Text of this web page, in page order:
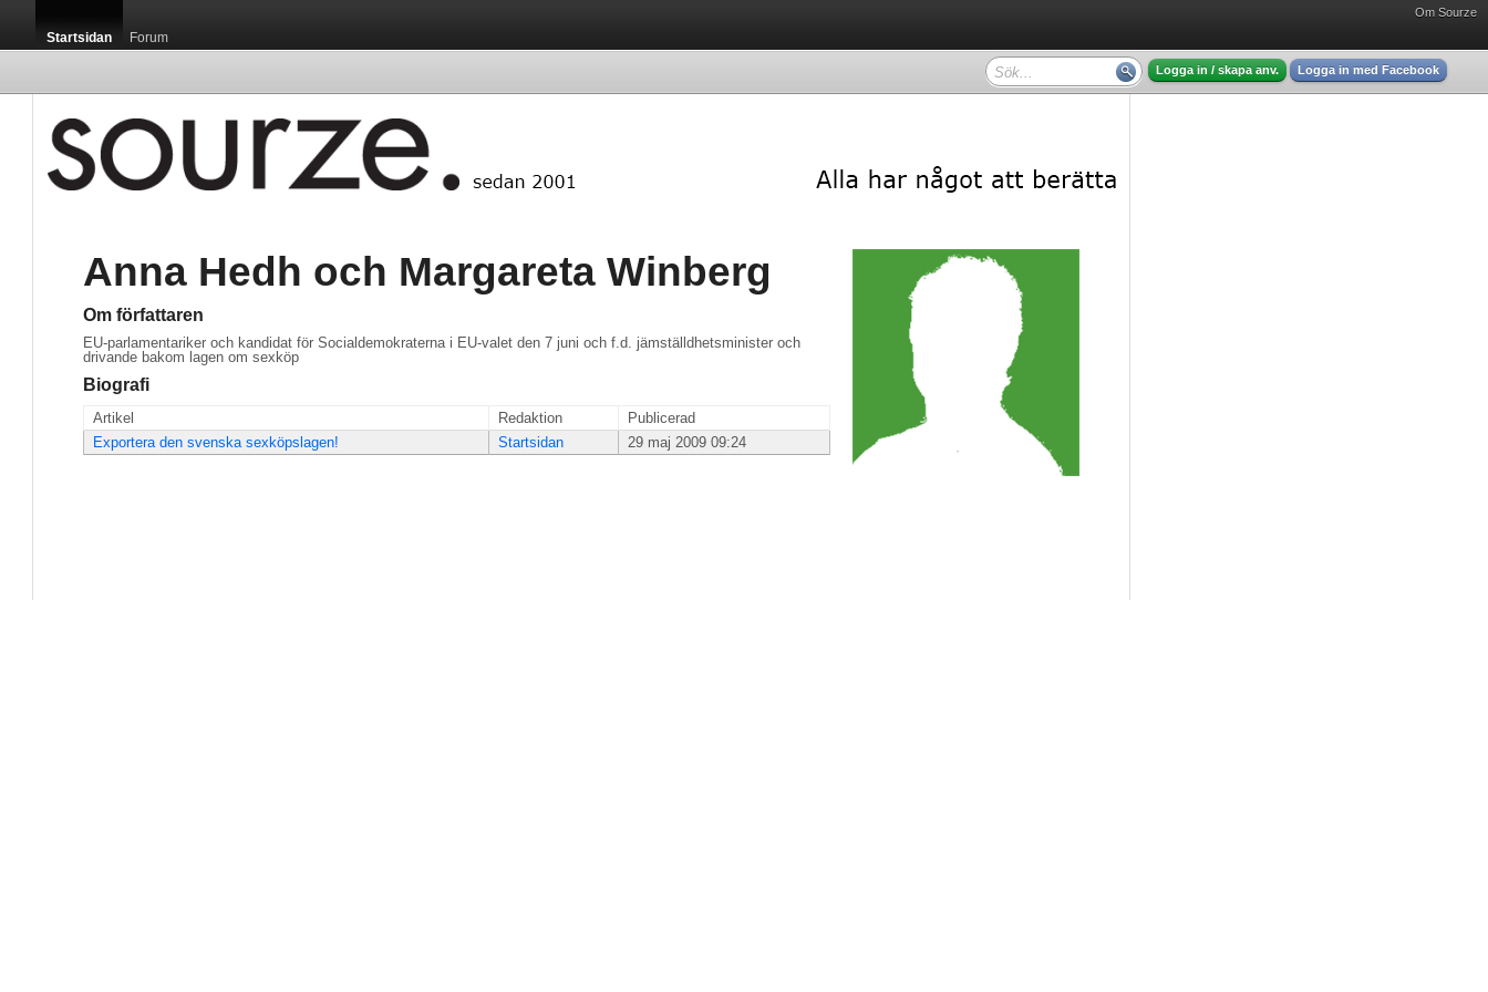
Om Sourze
Startsidan Forum
Logga in / skapa anv. Logga in med Facebook
Anna Hedh och Margareta Winberg
Om författaren
EU-parlamentariker och kandidat för Socialdemokraterna i EU-valet den 7 juni och f.d. jämställdhetsminister och
drivande bakom lagen om sexköp
Biografi
Artikel Redaktion
Publicerad
Exportera den svenska sexköpslagen!
Startsidan 29 maj 2009 09:24